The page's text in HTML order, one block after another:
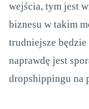
wejścia, tym jest
biznesu w takim
trudniejsze
naprawdę jest
dropshippingu na